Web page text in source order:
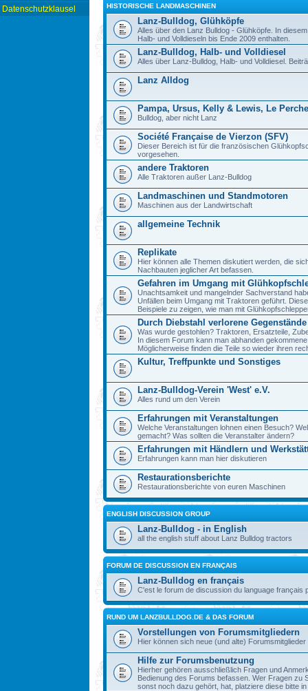
Datenschutzklausel
HISTORISCHE LANDMASCHINEN
Lanz-Bulldog, Glühköpfe
Alles über den Lanz Bulldog - Glühköpfe. In
Halb- und Volldieseln bis Ende 2009 enthalten.
Lanz-Bulldog, Halb- und Volldiesel
Alles über Lanz-Bulldog, Halb- und Volldiesel.
Lanz Alldog
Pampa, Ursus, Kelly & Lewis, Le
Bulldog, aber nicht Lanz
Société Française de Vierzon (SFV)
Dieser Bereich ist für die französischen
vorgesehen.
andere Traktoren
Alle Traktoren außer Lanz-Bulldog
Landmaschinen und Standmotoren
Maschinen aus der Landwirtschaft
allgemeine Technik
Replikate
Hier können alle Themen diskutiert werden, die
Nachbauten jeglicher Art befassen.
Gefahren im Umgang mit
Unachtsamkeit und mangelnder Sachverstand
Unfällen beim Umgang mit Traktoren geführt.
Beispiele zu zeigen, wie man mit
Durch Diebstahl verlorene Gegenstände
Was wurde gestohlen? Traktoren, Ersatzteile,
In diesem Forum kann man abhanden
Möglicherweise finden die Teile so wieder ihren
Kultur, Treffpunkte und Sonstiges
Lanz-Bulldog-Verein 'West' e.V.
Alles rund um den Verein
Erfahrungen mit Veranstaltungen
Welche Veranstaltungen lohnen einen Besuch?
gemacht? Was sollten die Veranstalter ändern?
Erfahrungen mit Händlern und
Erfahrungen kann man hier diskutieren
Restaurationsberichte
Restaurationsberichte von euren Maschinen
ENGLISH DISCUSSION GROUP
Lanz-Bulldog - in English
all the english stuff about Lanz Bulldog tractors
FORUM DE DISCUSSION EN FRANÇAIS
Lanz-Bulldog en français
C'est le forum de discussion du language français
RUND UM LANZBULLDOG.DE & DAS FORUM
Vorstellungen von Forumsmitgliedern
Hier können sich neue (und alte)
Hilfe zur Forumsbenutzung
Hierher gehören ausschließlich Fragen und
Bedienung des Forums befassen. Wer Fragen zu
sonst noch dazu gehört, hat, platziere diese bitte